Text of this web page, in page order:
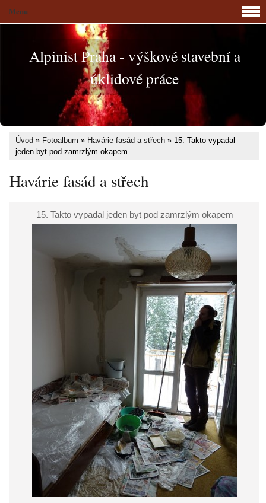
Alpinist Praha - výškové stavební a
úklidové práce
Úvod » Fotoalbum » Havárie fasád a střech » 15. Takto vypadal
jeden byt pod zamrzlým okapem
Havárie fasád a střech
15. Takto vypadal jeden byt pod zamrzlým okapem
Menu